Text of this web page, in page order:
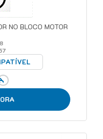
NO BLOCO MOTOR